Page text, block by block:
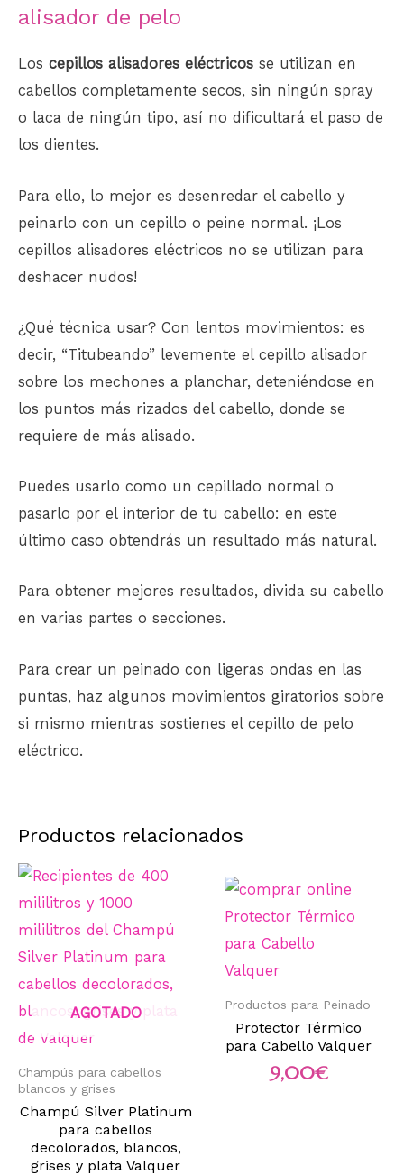
alisador de pelo
Los cepillos alisadores eléctricos se utilizan en
cabellos completamente secos, sin ningún spray
o laca de ningún tipo, así no dificultará el paso de
los dientes.
Para ello, lo mejor es desenredar el cabello y
peinarlo con un cepillo o peine normal. ¡Los
cepillos alisadores eléctricos no se utilizan para
deshacer nudos!
¿Qué técnica usar? Con lentos movimientos: es
decir, “Titubeando” levemente el cepillo alisador
sobre los mechones a planchar, deteniéndose en
los puntos más rizados del cabello, donde se
requiere de más alisado.
Puedes usarlo como un cepillado normal o
pasarlo por el interior de tu cabello: en este
último caso obtendrás un resultado más natural.
Para obtener mejores resultados, divida su cabello
en varias partes o secciones.
Para crear un peinado con ligeras ondas en las
puntas, haz algunos movimientos giratorios sobre
si mismo mientras sostienes el cepillo de pelo
eléctrico.
Productos relacionados
AGOTADO
Champús para cabellos
blancos y grises
Champú Silver Platinum
para cabellos
decolorados, blancos,
grises y plata Valquer
Productos para Peinado
Protector Térmico
para Cabello Valquer
9,00€